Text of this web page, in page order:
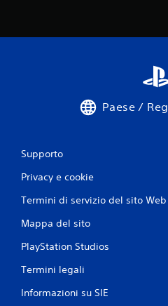
Paese /
Supporto
Privacy e cookie
Termini di servizio del sito Web
Mappa del sito
PlayStation Studios
Termini legali
Informazioni su SIE